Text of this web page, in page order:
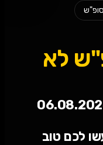
סופ"ש
לא
הופעות לסופ"ש 06.08.2026
לכם טוב